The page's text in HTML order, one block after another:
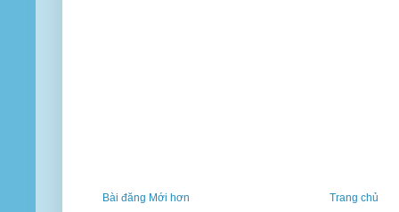
Bài đăng Mới hơn Trang chủ